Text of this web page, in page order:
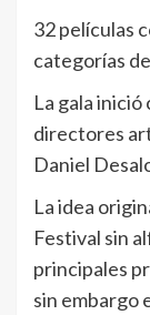
32 películas
categorías
La gala inició
directores
Daniel
La idea
Festival sin
principales
sin embargo